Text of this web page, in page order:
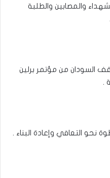
والمصابين والطلبة
السودان من مؤتمر برلين
.
نحو التعافي وإعادة البناء .